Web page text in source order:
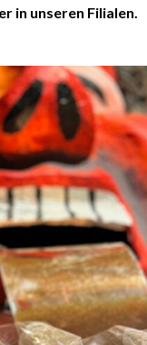
in unseren Filialen.